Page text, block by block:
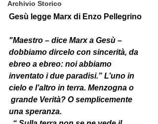
Archivio Storico
Gesù legge Marx di Enzo Pellegrino
"Maestro – dice Marx a Gesù –
dobbiamo dircelo con sincerità, da
ebreo a ebreo: noi abbiamo
inventato i due paradisi.” L’uno in
cielo e l’altro in terra. Menzogna o
grande Verità? O semplicemente
una speranza.